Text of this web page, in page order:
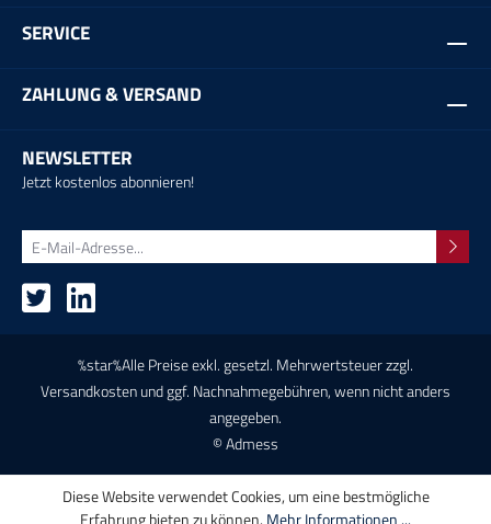
SERVICE
ZAHLUNG & VERSAND
NEWSLETTER
Jetzt kostenlos abonnieren!
%star%Alle Preise exkl. gesetzl. Mehrwertsteuer zzgl.
Versandkostenund ggf. Nachnahmegebühren, wenn nicht anders
angegeben.
© Admess
Diese Website verwendet Cookies, um eine bestmögliche
Erfahrung bieten zu können. Mehr Informationen ...